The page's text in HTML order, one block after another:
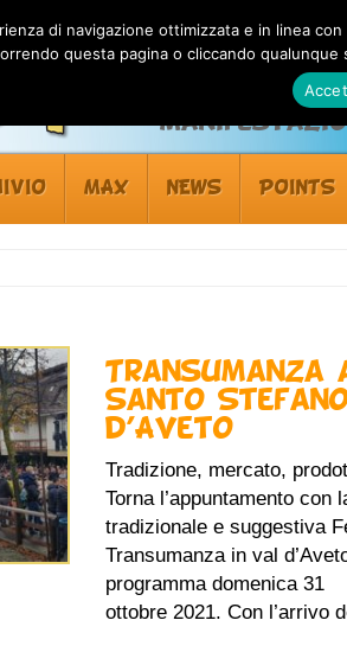
MAX NEWS POINTS
Transumanza
Santo
d’Aveto
Tradizione, mercato,
Torna l’appuntamento con
tradizionale e suggestiva
Transumanza in val
programma domenica 31
ottobre 2021. Con l’arrivo
di navigazione ottimizzata e in linea
questa pagina o cliccando